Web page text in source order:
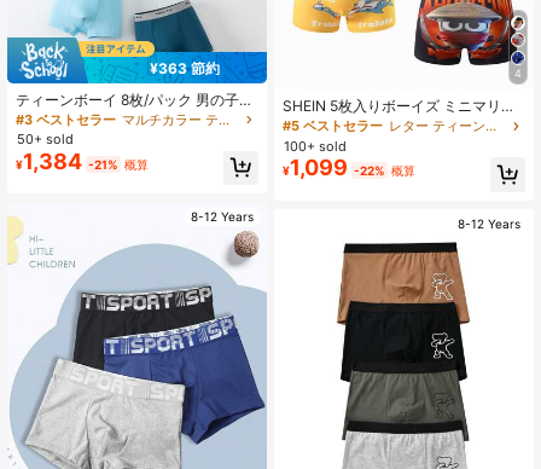
¥363 節約
ティーンボーイ 8枚/パック 男の子用
下着 ミッドライズ ボクサーブリーフ
大きい子供用、8-12歳
#3 ベストセラー
マルチカラー ティーンボーイズ下着
50+ sold
¥1,384 -21% 概算
8-12 Years
4
SHEIN 5枚入りボーイズ ミニマリス
ト ブラック、ホワイト、グレー オー
ルオーバープリント快適ボクサーブ
リーフ
#5 ベストセラー
レター ティーンボーイズトランクス
100+ sold
¥1,099 -22% 概算
8-12 Years